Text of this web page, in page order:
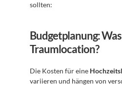
sollten:
Budgetplanung:
Traumlocation?
Die Kosten für eine
variieren und hängen von